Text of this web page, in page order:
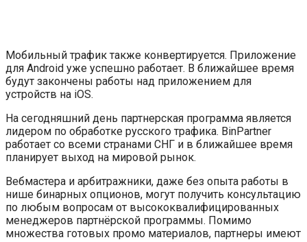
Мобильный трафик также конвертируется. Приложение
для Android уже успешно работает. В ближайшее время
будут закончены работы над приложением для
устройств на iOS.
На сегодняшний день партнерская программа является
лидером по обработке русского трафика. BinPartner
работает со всеми странами СНГ и в ближайшее время
планирует выход на мировой рынок.
Вебмастера и арбитражники, даже без опыта работы в
нише бинарных опционов, могут получить консультацию
по любым вопросам от высококвалифицированных
менеджеров партнёрской программы. Помимо
множества готовых промо материалов, партнеры имеют